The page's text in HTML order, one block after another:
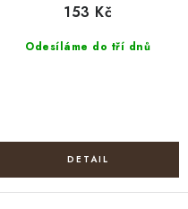
Odesíláme do tří dnů
153 Kč